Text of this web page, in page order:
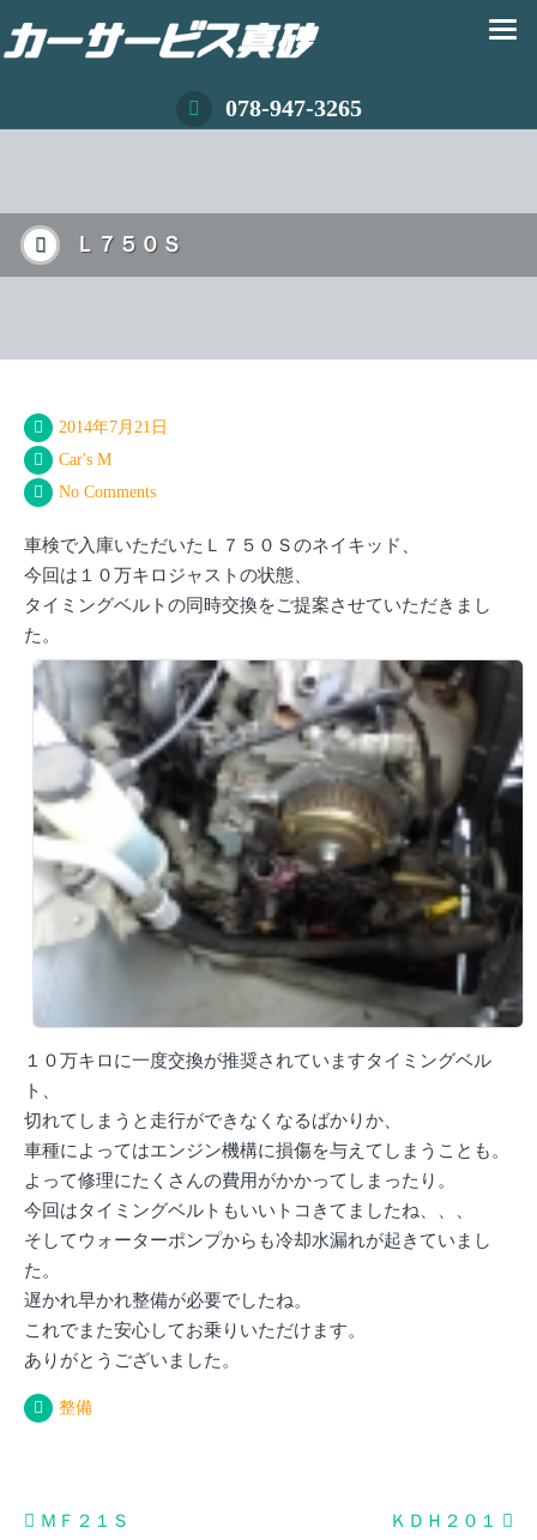
078-947-3265
Ｌ７５０Ｓ
2014年7月21日
Car's M
No Comments
車検で入庫いただいたＬ７５０Ｓのネイキッド、
今回は１０万キロジャストの状態、
タイミングベルトの同時交換をご提案させていただきまし
た。
１０万キロに一度交換が推奨されていますタイミングベル
ト、
切れてしまうと走行ができなくなるばかりか、
車種によってはエンジン機構に損傷を与えてしまうことも。
よって修理にたくさんの費用がかかってしまったり。
今回はタイミングベルトもいいトコきてましたね、、、
そしてウォーターポンプからも冷却水漏れが起きていまし
た。
遅かれ早かれ整備が必要でしたね。
これでまた安心してお乗りいただけます。
ありがとうございました。
整備
投ＭＦ２１Ｓ ＫＤＨ２０１